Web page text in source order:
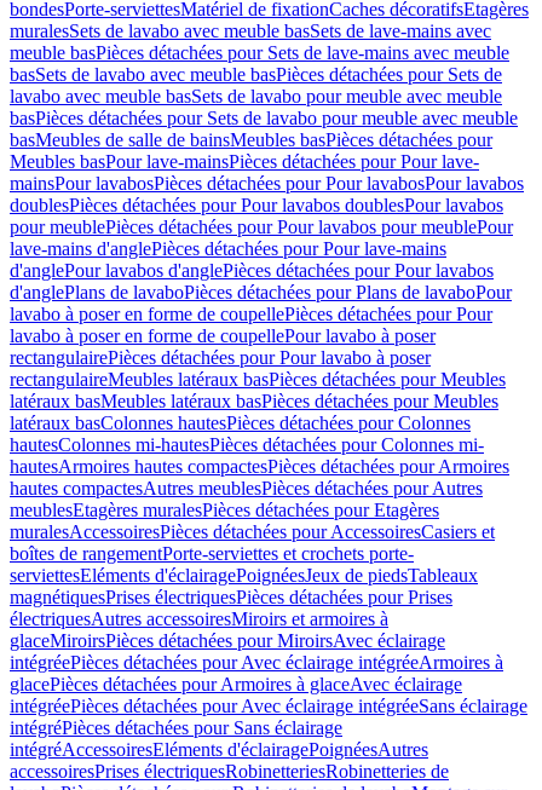
bondesPorte-serviettesMatériel de fixationCaches décoratifsEtagères
muralesSets de lavabo avec meuble basSets de lave-mains avec
meuble basPièces détachées pour Sets de lave-mains avec meuble
basSets de lavabo avec meuble basPièces détachées pour Sets de
lavabo avec meuble basSets de lavabo pour meuble avec meuble
basPièces détachées pour Sets de lavabo pour meuble avec meuble
basMeubles de salle de bainsMeubles basPièces détachées pour
Meubles basPour lave-mainsPièces détachées pour Pour lave-
mainsPour lavabosPièces détachées pour Pour lavabosPour lavabos
doublesPièces détachées pour Pour lavabos doublesPour lavabos
pour meublePièces détachées pour Pour lavabos pour meublePour
lave-mains d'anglePièces détachées pour Pour lave-mains
d'anglePour lavabos d'anglePièces détachées pour Pour lavabos
d'anglePlans de lavaboPièces détachées pour Plans de lavaboPour
lavabo à poser en forme de coupellePièces détachées pour Pour
lavabo à poser en forme de coupellePour lavabo à poser
rectangulairePièces détachées pour Pour lavabo à poser
rectangulaireMeubles latéraux basPièces détachées pour Meubles
latéraux basMeubles latéraux basPièces détachées pour Meubles
latéraux basColonnes hautesPièces détachées pour Colonnes
hautesColonnes mi-hautesPièces détachées pour Colonnes mi-
hautesArmoires hautes compactesPièces détachées pour Armoires
hautes compactesAutres meublesPièces détachées pour Autres
meublesEtagères muralesPièces détachées pour Etagères
muralesAccessoiresPièces détachées pour AccessoiresCasiers et
boîtes de rangementPorte-serviettes et crochets porte-
serviettesEléments d'éclairagePoignéesJeux de piedsTableaux
magnétiquesPrises électriquesPièces détachées pour Prises
électriquesAutres accessoiresMiroirs et armoires à
glaceMiroirsPièces détachées pour MiroirsAvec éclairage
intégréePièces détachées pour Avec éclairage intégréeArmoires à
glacePièces détachées pour Armoires à glaceAvec éclairage
intégréePièces détachées pour Avec éclairage intégréeSans éclairage
intégréPièces détachées pour Sans éclairage
intégréAccessoiresEléments d'éclairagePoignéesAutres
accessoiresPrises électriquesRobinetteriesRobinetteries de